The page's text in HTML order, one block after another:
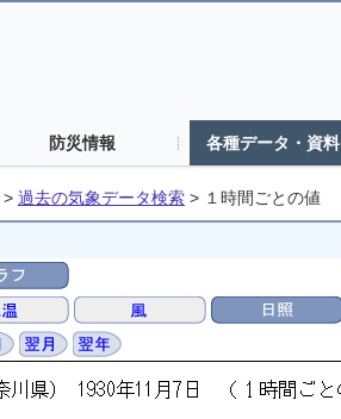
防災情報 各種データ・資料
> 過去の気象データ検索 > １時間ごとの値